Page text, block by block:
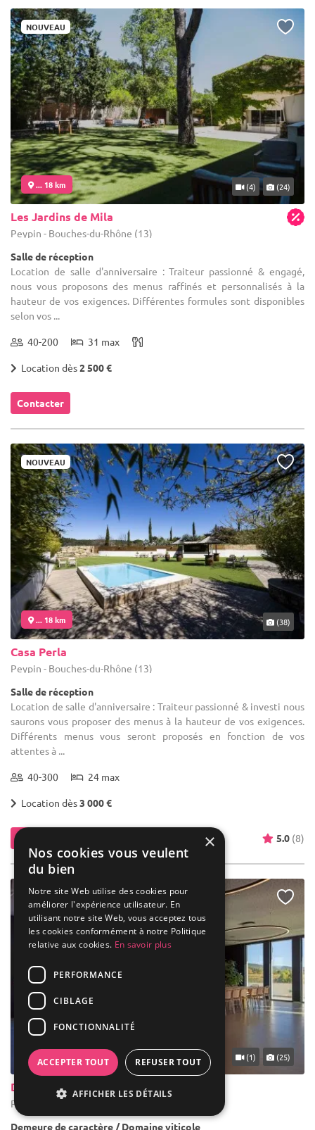
NOUVEAU
... 18 km (4) (24)
Les Jardins de Mila
Peypin - Bouches-du-Rhône (13)
Salle de réception
Location de salle d'anniversaire : Traiteur passionné & engagé,
nous vous proposons des menus raffinés et personnalisés à la
hauteur de vos exigences. Différentes formules sont disponibles
selon vos ...
40-200 31 max
Location dès2 500 €
Contacter
NOUVEAU
... 18 km (38)
Casa Perla
Peypin - Bouches-du-Rhône (13)
Salle de réception
Location de salle d'anniversaire : Traiteur passionné & investi nous
saurons vous proposer des menus à la hauteur de vos exigences.
Différents menus vous seront proposés en fonction de vos
attentes à ...
40-300 24 max
Location dès3 000 €
5.0 (8)
... 18 km (1) (25)
Domaine des Diables
Puyloubier - Bouches-du-Rhône (13)
Demeure de caractère / Domaine viticole
×
Nos cookies vous veulent
du bien
Notre site Web utilise des cookies pour
améliorer l'expérience utilisateur. En
utilisant notre site Web, vous acceptez tous
les cookies conformément à notre Politique
relative aux cookies. En savoir plus
PERFORMANCE
CIBLAGE
FONCTIONNALITÉ
ACCEPTER TOUT REFUSER TOUT
AFFICHER LES DÉTAILS